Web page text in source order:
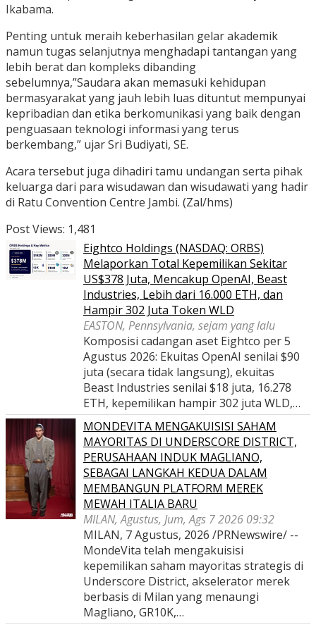
Ikabama.
Penting untuk meraih keberhasilan gelar akademik
namun tugas selanjutnya menghadapi tantangan yang
lebih berat dan kompleks dibanding
sebelumnya,”Saudara akan memasuki kehidupan
bermasyarakat yang jauh lebih luas dituntut mempunyai
kepribadian dan etika berkomunikasi yang baik dengan
penguasaan teknologi informasi yang terus
berkembang,” ujar Sri Budiyati, SE.
Acara tersebut juga dihadiri tamu undangan serta pihak
keluarga dari para wisudawan dan wisudawati yang hadir
di Ratu Convention Centre Jambi. (Zal/hms)
Post Views: 1,481
Eightco Holdings (NASDAQ: ORBS)
Melaporkan Total Kepemilikan Sekitar
US$378 Juta, Mencakup OpenAI, Beast
Industries, Lebih dari 16.000 ETH, dan
Hampir 302 Juta Token WLD
EASTON, Pennsylvania, sejam yang lalu
Komposisi cadangan aset Eightco per 5
Agustus 2026: Ekuitas OpenAI senilai $90
juta (secara tidak langsung), ekuitas
Beast Industries senilai $18 juta, 16.278
ETH, kepemilikan hampir 302 juta WLD,…
MONDEVITA MENGAKUISISI SAHAM
MAYORITAS DI UNDERSCORE DISTRICT,
PERUSAHAAN INDUK MAGLIANO,
SEBAGAI LANGKAH KEDUA DALAM
MEMBANGUN PLATFORM MEREK
MEWAH ITALIA BARU
MILAN, Agustus, Jum, Ags 7 2026 09:32
MILAN, 7 Agustus, 2026 /PRNewswire/ --
MondeVita telah mengakuisisi
kepemilikan saham mayoritas strategis di
Underscore District, akselerator merek
berbasis di Milan yang menaungi
Magliano, GR10K,…